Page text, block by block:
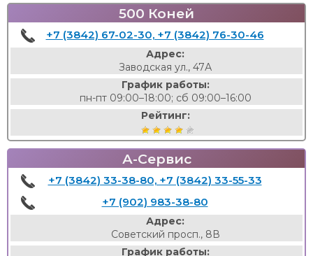
500 Коней
+7 (3842) 67-02-30, +7 (3842) 76-30-46
Адрес:
Заводская ул., 47А
График работы:
пн-пт 09:00–18:00; сб 09:00–16:00
Рейтинг:
А-Сервис
+7 (3842) 33-38-80, +7 (3842) 33-55-33
+7 (902) 983-38-80
Адрес:
Советский просп., 8В
График работы: